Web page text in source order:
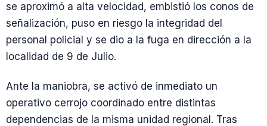
se aproximó a alta velocidad, embistió los conos de
señalización, puso en riesgo la integridad del
personal policial y se dio a la fuga en dirección a la
localidad de 9 de Julio.
Ante la maniobra, se activó de inmediato un
operativo cerrojo coordinado entre distintas
dependencias de la misma unidad regional. Tras